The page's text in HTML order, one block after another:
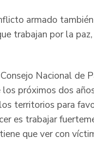
armado
trabajan por la
Nacional de
próximos dos
territorios para
es trabajar
que ver con